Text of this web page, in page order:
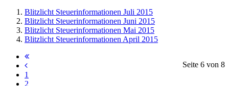
Blitzlicht Steuerinformationen Juli 2015
Blitzlicht Steuerinformationen Juni 2015
Blitzlicht Steuerinformationen Mai 2015
Blitzlicht Steuerinformationen April 2015
Seite 6 von 8
1
2